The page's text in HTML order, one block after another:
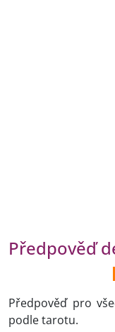
Předpověď
Předpověď pro
podle tarotu.